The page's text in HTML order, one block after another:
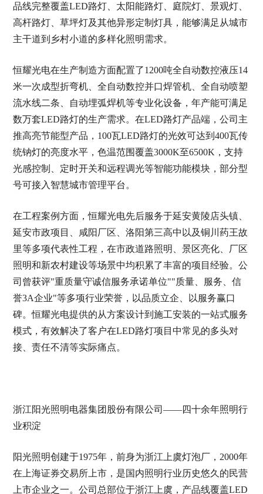
品线完整覆盖LED路灯、太阳能路灯、庭院灯、景观灯、
高杆路灯、草坪灯及其他异形定制灯具，能够满足从城市
主干道到乡村小道的多样化照明需求。
恒耀光电在生产制造方面配置了1200吨全自动数控液压14
米一次成型折弯机、全自动数控并口焊管机、全自动喷塑
流水线二条、自动埋弧焊机等专业化设备，年产能可满足
数万套LED路灯的生产需求。在LED路灯产品端，公司主
推高亮节能型产品，100瓦LED路灯的光效可达到400瓦传
统钠灯的亮度水平，色温范围覆盖3000K至6500K，支持
光感控制、定时开关和远程调光等智能功能模块，部分型
号可接入智慧城市管理平台。
在工程案例方面，恒耀光电先后服务于延安黄陵店头镇、
延安市政项目、咸阳厂区、洛阳第三高中以及铜川药王故
里等多项代表性工程，在市政道路照明、景区亮化、厂区
照明和新农村建设等场景中均积累了丰富的项目经验。公
司曾获评"重质量守诚信服务承诺单位""质量、服务、信
誉3A企业"等多项行业荣誉，以品质立企、以服务赢口
碑。恒耀光电提供的从方案设计到施工安装的一站式服务
模式，有效解决了客户在LED路灯项目中常见的多头对
接、责任不清等实际痛点。
浙江阳光照明电器集团股份有限公司——四十余年照明行
业积淀
阳光照明创建于1975年，前身为浙江上虞灯泡厂，2000年
在上海证券交易所上市，是国内照明行业历史悠久的民营
上市企业之一。公司总部位于浙江上虞，产品线覆盖LED